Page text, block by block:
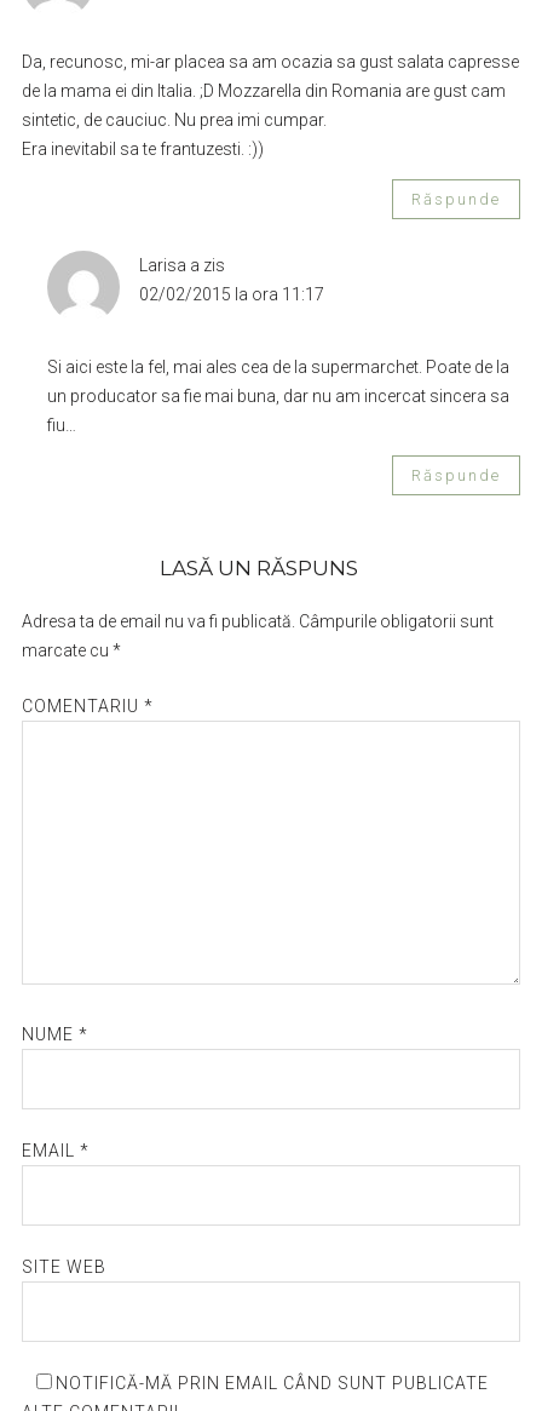
Da, recunosc, mi-ar placea sa am ocazia sa gust salata capresse
de la mama ei din Italia. ;D Mozzarella din Romania are gust cam
sintetic, de cauciuc. Nu prea imi cumpar.
Era inevitabil sa te frantuzesti. :))
Răspunde
Larisa a zis
02/02/2015 la ora 11:17
Si aici este la fel, mai ales cea de la supermarchet. Poate de la
un producator sa fie mai buna, dar nu am incercat sincera sa
fiu…
Răspunde
LASĂ UN RĂSPUNS
Adresa ta de email nu va fi publicată. Câmpurile obligatorii sunt
marcate cu *
COMENTARIU *
NUME *
EMAIL *
SITE WEB
NOTIFICĂ-MĂ PRIN EMAIL CÂND SUNT PUBLICATE